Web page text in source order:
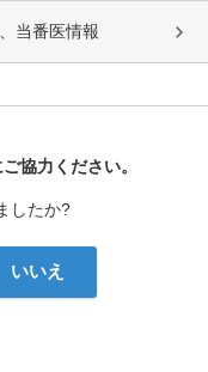
当番医情報
協力ください。
したか?
いいえ